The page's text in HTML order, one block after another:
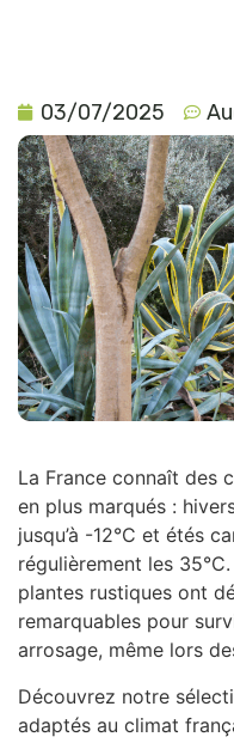
03/07/2025
La France connaît des
en plus marqués :
jusqu’à -12°C et étés
régulièrement les
plantes rustiques ont
remarquables pour
arrosage, même lors
Découvrez notre
adaptés au climat